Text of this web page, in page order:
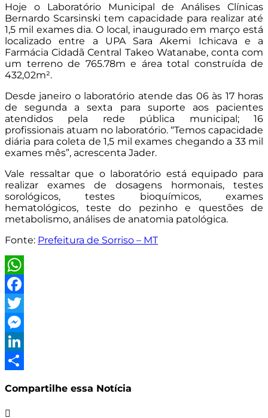
Hoje o Laboratório Municipal de Análises Clínicas
Bernardo Scarsinski tem capacidade para realizar até
1,5 mil exames dia. O local, inaugurado em março está
localizado entre a UPA Sara Akemi Ichicava e a
Farmácia Cidadã Central Takeo Watanabe, conta com
um terreno de 765.78m e área total construída de
432,02m².
Desde janeiro o laboratório atende das 06 às 17 horas
de segunda a sexta para suporte aos pacientes
atendidos pela rede pública municipal; 16
profissionais atuam no laboratório. “Temos capacidade
diária para coleta de 1,5 mil exames chegando a 33 mil
exames mês”, acrescenta Jader.
Vale ressaltar que o laboratório está equipado para
realizar exames de dosagens hormonais, testes
sorológicos, testes bioquímicos, exames
hematológicos, teste do pezinho e questões de
metabolismo, análises de anatomia patológica.
Fonte: Prefeitura de Sorriso – MT
WhatsApp
Facebook
Twitter
Messenger
LinkedIn
Compartilhe essa Notícia